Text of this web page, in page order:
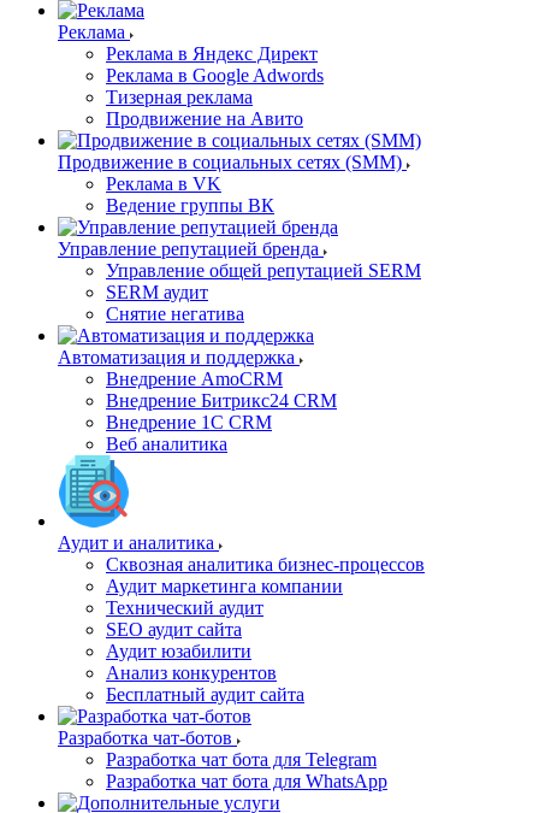
Реклама
Реклама в Яндекс Директ
Реклама в Google Adwords
Тизерная реклама
Продвижение на Авито
Продвижение в социальных сетях (SMM)
Реклама в VK
Ведение группы ВК
Управление репутацией бренда
Управление общей репутацией SERM
SERM аудит
Снятие негатива
Автоматизация и поддержка
Внедрение AmoCRM
Внедрение Битрикс24 CRM
Внедрение 1C CRM
Веб аналитика
Аудит и аналитика
Сквозная аналитика бизнес-процессов
Аудит маркетинга компании
Технический аудит
SEO аудит сайта
Аудит юзабилити
Анализ конкурентов
Бесплатный аудит сайта
Разработка чат-ботов
Разработка чат бота для Telegram
Разработка чат бота для WhatsApp